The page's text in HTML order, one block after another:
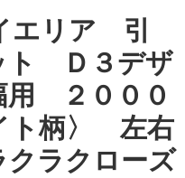
エリア 引
ト Ｄ３デザ
２０００
ト柄〉 左右
ラクローズ